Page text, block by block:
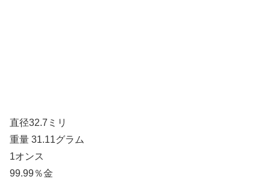
直径32.7ミリ
重量 31.11グラム
1オンス
99.99％金